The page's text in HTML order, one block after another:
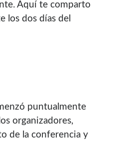
de la UNETdonde dí
me ha gustado
mis opiniones y
Aquí te comparto
los dos días del
puntualmente
organizadores,
de la conferencia y